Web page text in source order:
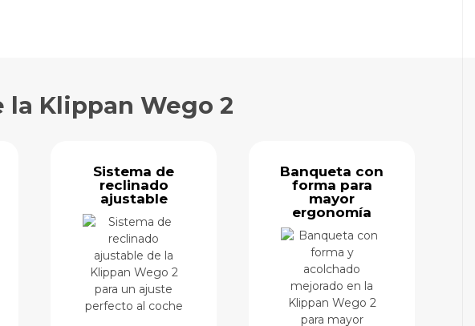
la Klippan Wego 2
Sistema de
reclinado
ajustable
Banqueta con
forma para
mayor
ergonomía